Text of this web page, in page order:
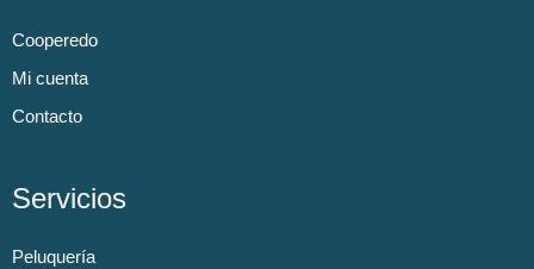
Cooperedo
Mi cuenta
Contacto
Servicios
Peluquería